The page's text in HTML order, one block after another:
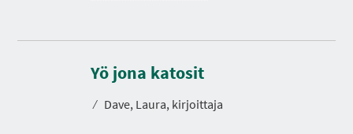
Yö jona katosit
⁄ Dave, Laura, kirjoittaja